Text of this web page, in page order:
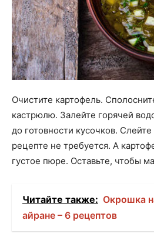
Очистите картофель.
кастрюлю. Залейте горячей
до готовности кусочков. Слейте
рецепте не требуется. А
густое пюре. Оставьте, чтобы
Читайте также: Окрошка
айране – 6 рецептов